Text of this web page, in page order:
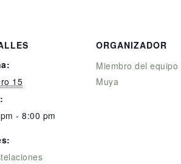
15
- 8:00 pm
ORGANIZADOR
Miembro del equipo
Muya